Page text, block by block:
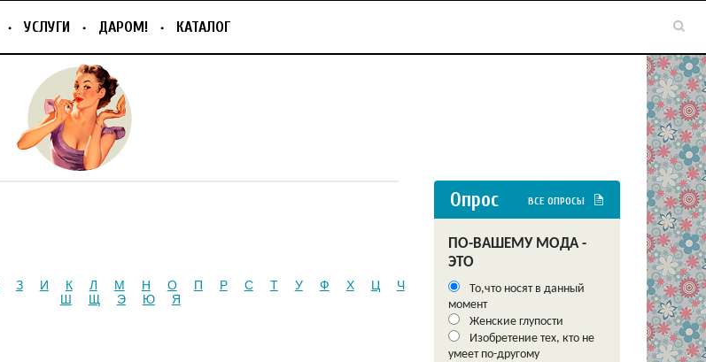
УСЛУГИ ДАРОМ! КАТАЛОГ
З И К Л М Н О П Р С Т У Ф Х Ц
Ч
Ш
Щ Э Ю Я
Опрос ВСЕ ОПРОСЫ
ПО-ВАШЕМУ МОДА -
ЭТО
То,что носят в данный
момент
Женские глупости
Изобретение тех, кто не
умеет по-другому